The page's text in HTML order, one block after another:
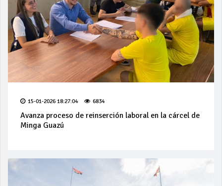
15-01-2026 18:27:04 6834
Avanza proceso de reinserción laboral en la cárcel de
Minga Guazú